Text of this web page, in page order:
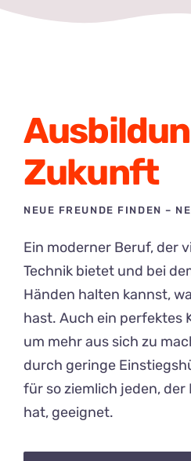
Zukunft
NEUE FREUNDE FINDEN –
Ein moderner Beruf, der
Technik bietet und bei
Händen halten kannst,
hast. Auch ein perfektes
um mehr aus sich zu
durch geringe
für so ziemlich jeden,
hat, geeignet.